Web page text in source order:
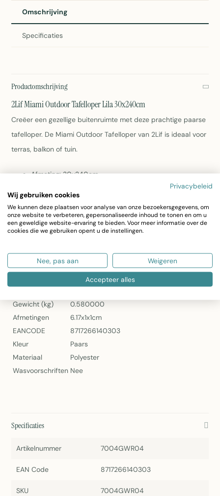
Omschrijving
Specificaties
Productomschrijving
2Lif Miami Outdoor Tafelloper Lila 30x240cm
Creëer een gezellige buitenruimte met deze prachtige paarse
tafelloper. De Miami Outdoor Tafelloper van 2Lif is ideaal voor
terras, balkon of tuin.
Afmeting: 30x240cm
Materiaal: Duurzame polyester
Gewicht: 580g
Artikelnummer: 7004GWR04
Perfect voor outdoor gebruik
Specificaties
Gewicht (kg)
0.580000
Afmetingen
6.17x1x1cm
EANCODE
8717266140303
Kleur
Paars
Materiaal
Polyester
Wasvoorschriften Nee
Specificaties
Artikelnummer 7004GWR04
EAN Code 8717266140303
SKU 7004GWR04
Privacybeleid
Wij gebruiken cookies
We kunnen deze plaatsen voor analyse van onze bezoekersgegevens, om
onze website te verbeteren, gepersonaliseerde inhoud te tonen en om u
een geweldige website-ervaring te bieden. Voor meer informatie over de
cookies die we gebruiken opent u de instellingen.
Nee, pas aan Weigeren
Accepteer alles